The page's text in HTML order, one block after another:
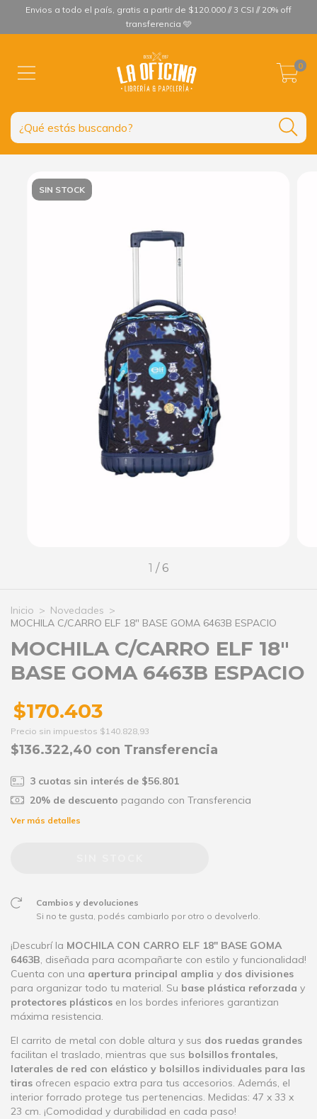
Envios a todo el país, gratis a partir de $120.000 // 3 CSI // 20% off
transferencia 🩵
0
SIN STOCK
1 / 6
Inicio > Novedades >
MOCHILA C/CARRO ELF 18" BASE GOMA 6463B ESPACIO
MOCHILA C/CARRO ELF 18"
BASE GOMA 6463B ESPACIO
$170.403
Precio sin impuestos $140.828,93
$136.322,40 con Transferencia
3 cuotas sin interés de $56.801
20% de descuento pagando con Transferencia
Ver más detalles
Cambios y devoluciones
Si no te gusta, podés cambiarlo por otro o devolverlo.
¡Descubrí la MOCHILA CON CARRO ELF 18" BASE GOMA
6463B, diseñada para acompañarte con estilo y funcionalidad!
Cuenta con una apertura principal amplia y dos divisiones
para organizar todo tu material. Su base plástica reforzada y
protectores plásticos en los bordes inferiores garantizan
máxima resistencia.
El carrito de metal con doble altura y sus dos ruedas grandes
facilitan el traslado, mientras que sus bolsillos frontales,
laterales de red con elástico y bolsillos individuales para las
tiras ofrecen espacio extra para tus accesorios. Además, el
interior forrado protege tus pertenencias. Medidas: 47 x 33 x
23 cm. ¡Comodidad y durabilidad en cada paso!